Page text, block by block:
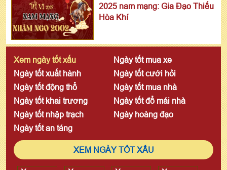
2025 nam mạng: Gia Đạo Thiếu
Hòa Khí
Xem ngày tốt xấu
Ngày tốt mua xe
Ngày tốt xuất hành
Ngày tốt cưới hỏi
Ngày tốt động thổ
Ngày tốt mua nhà
Ngày tốt khai trương
Ngày tốt đổ mái nhà
Ngày tốt nhập trạch
Ngày hoàng đạo
Ngày tốt an táng
XEM NGÀY TỐT XẤU